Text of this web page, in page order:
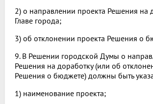
2) о направлении проекта Решения на
Главе города;
3) об отклонении проекта Решения о
9. В Решении городской Думы о
Решения на доработку (или об
Решения о бюджете) должны быть
1) наименование проекта;